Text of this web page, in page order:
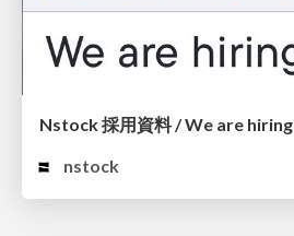
Nstock 採用資料 / We are hiring
nstock